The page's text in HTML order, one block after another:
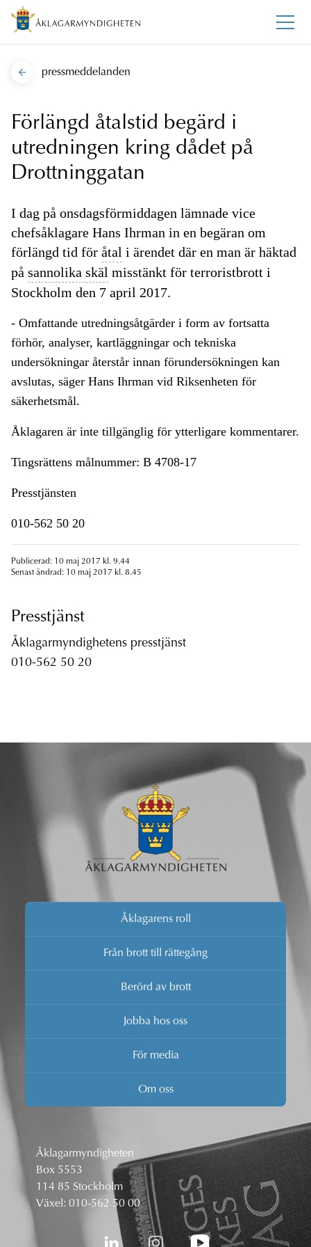
pressmeddelanden
Förlängd åtalstid begärd i
utredningen kring dådet på
Drottninggatan
I dag på onsdagsförmiddagen lämnade vice
chefsåklagare Hans Ihrman in en begäran om
förlängd tid för åtal i ärendet där en man är häktad
på sannolika skäl misstänkt för terroristbrott i
Stockholm den 7 april 2017.
- Omfattande utredningsåtgärder i form av fortsatta
förhör, analyser, kartläggningar och tekniska
undersökningar återstår innan förundersökningen kan
avslutas, säger Hans Ihrman vid Riksenheten för
säkerhetsmål.
Åklagaren är inte tillgänglig för ytterligare kommentarer.
Tingsrättens målnummer: B 4708-17
Presstjänsten
010-562 50 20
Publicerad: 10 maj 2017 kl. 9.44
Senast ändrad: 10 maj 2017 kl. 8.45
Presstjänst
Åklagarmyndighetens presstjänst
010-562 50 20
Åklagarens roll
Från brott till rättegång
Berörd av brott
Jobba hos oss
För media
Om oss
Åklagarmyndigheten
Box 5553
114 85 Stockholm
Växel: 010-562 50 00